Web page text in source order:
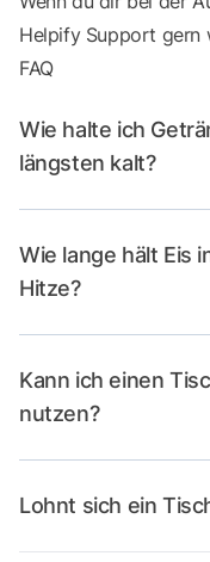
Helpify Support gern
FAQ
Wie halte ich
längsten kalt?
Wie lange hält Eis
Hitze?
Kann ich einen
nutzen?
Lohnt sich ein